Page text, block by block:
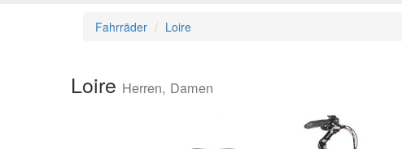
Fahrräder Loire
Loire Herren, Damen